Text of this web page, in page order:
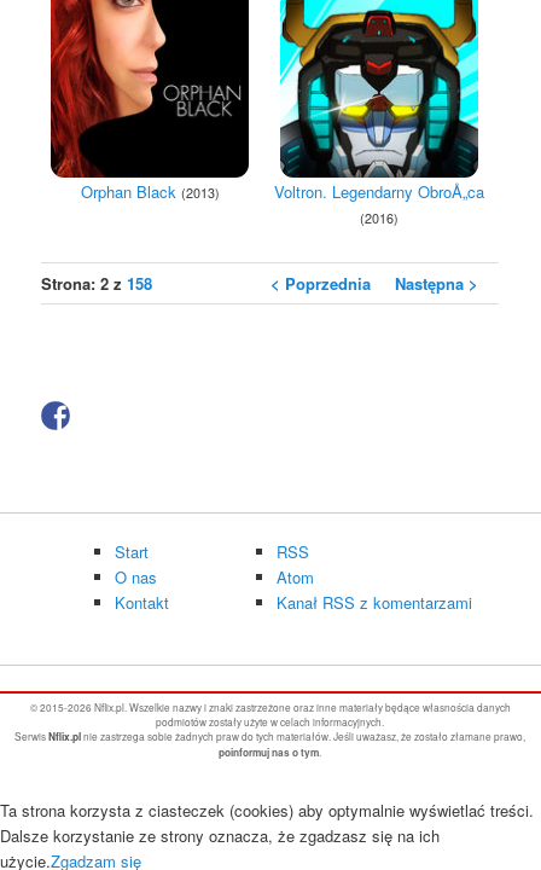
Orphan Black (2013) Voltron. Legendarny ObroÅ„ca
(2016)
Strona: 2 z158 < Poprzednia Następna >
Start
O nas
Kontakt
RSS
Atom
Kanał RSS z komentarzami
© 2015-2026 Nflix.pl. Wszelkie nazwy i znaki zastrzeżone oraz inne materiały będące własnościa danych
podmiotów zostały użyte w celach informacyjnych.
SerwisNflix.plnie zastrzega sobie żadnych praw do tych materiałów. Jeśli uważasz, że zostało złamane prawo,
poinformuj nas o tym
Ta strona korzysta z ciasteczek (cookies) aby optymalnie wyświetlać treści.
Dalsze korzystanie ze strony oznacza, że zgadzasz się na ich
użycie.Zgadzam się